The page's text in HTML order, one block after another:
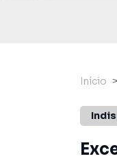
Início